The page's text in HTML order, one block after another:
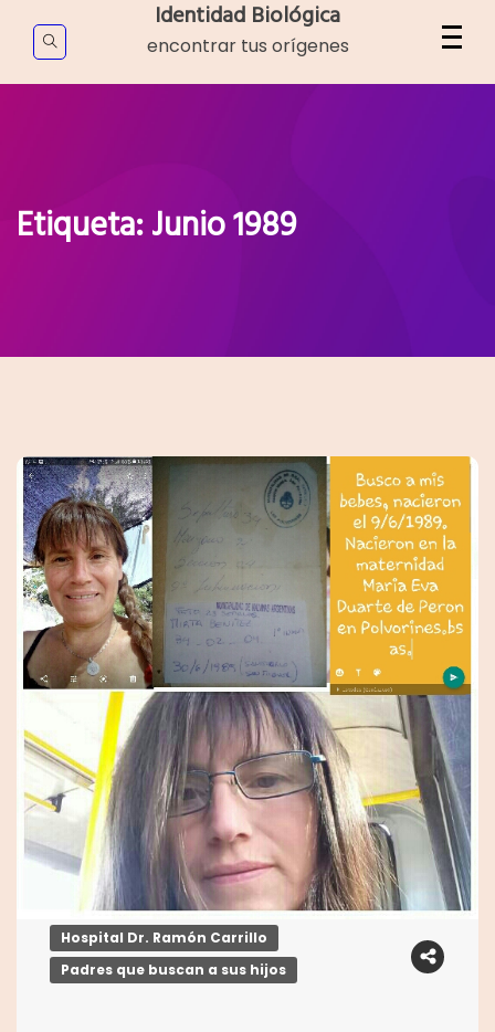
content
Identidad Biológica
encontrar tus orígenes
Etiqueta:Junio 1989
Hospital Dr. Ramón Carrillo
Padres que buscan a sus hijos